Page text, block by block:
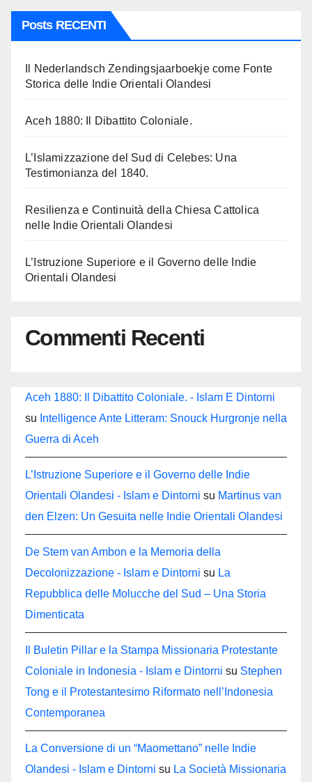
Posts RECENTI
Il Nederlandsch Zendingsjaarboekje come Fonte
Storica delle Indie Orientali Olandesi
Aceh 1880: Il Dibattito Coloniale.
L’Islamizzazione del Sud di Celebes: Una
Testimonianza del 1840.
Resilienza e Continuità della Chiesa Cattolica
nelle Indie Orientali Olandesi
L’Istruzione Superiore e il Governo delle Indie
Orientali Olandesi
Commenti Recenti
Aceh 1880: Il Dibattito Coloniale. - Islam E Dintorni
su Intelligence Ante Litteram: Snouck Hurgronje nella
Guerra di Aceh
L’Istruzione Superiore e il Governo delle Indie
Orientali Olandesi - Islam e Dintorni su Martinus van
den Elzen: Un Gesuita nelle Indie Orientali Olandesi
De Stem van Ambon e la Memoria della
Decolonizzazione - Islam e Dintorni su La
Repubblica delle Molucche del Sud – Una Storia
Dimenticata
Il Buletin Pillar e la Stampa Missionaria Protestante
Coloniale in Indonesia - Islam e Dintorni su Stephen
Tong e il Protestantesimo Riformato nell’Indonesia
Contemporanea
La Conversione di un “Maomettano” nelle Indie
Olandesi - Islam e Dintorni su La Società Missionaria